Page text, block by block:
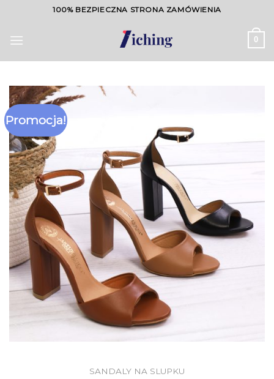
content
100% BEZPIECZNA STRONA ZAMÓWIENIA
0
Promocja!
SANDALY NA SLUPKU